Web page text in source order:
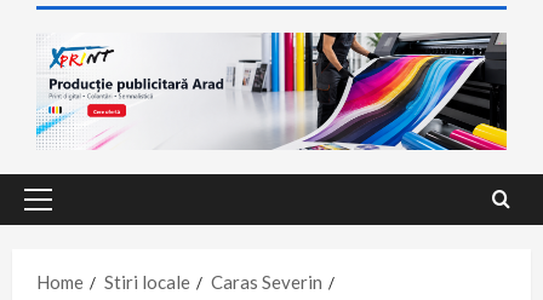
Primary
Home
Stiri locale
Caras Severin